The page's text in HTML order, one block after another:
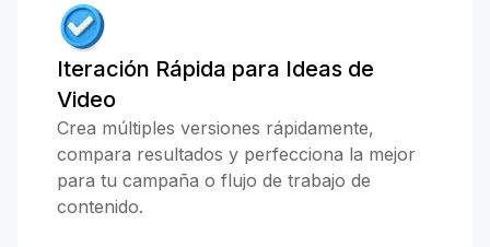
Iteración Rápida para Ideas de
Video
Crea múltiples versiones rápidamente,
compara resultados y perfecciona la mejor
para tu campaña o flujo de trabajo de
contenido.